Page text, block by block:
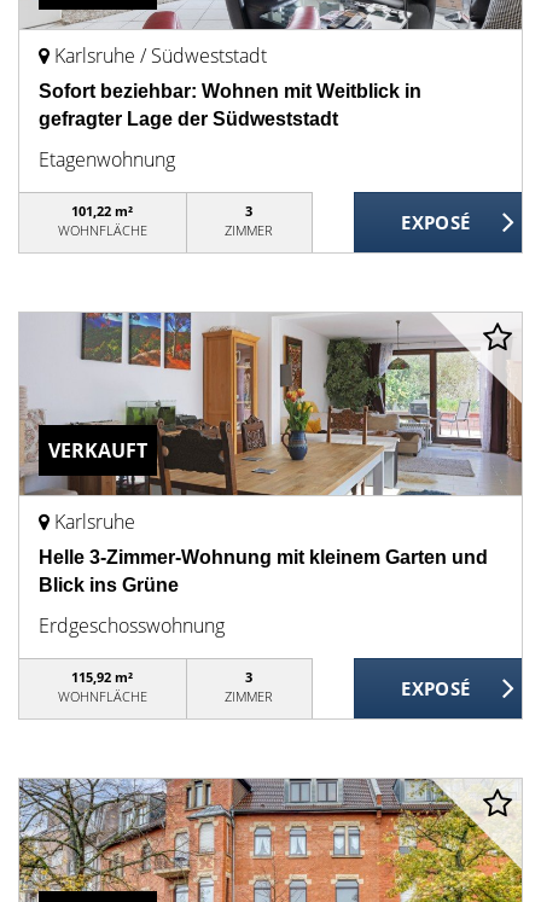
Karlsruhe / Südweststadt
Sofort beziehbar: Wohnen mit Weitblick in
gefragter Lage der Südweststadt
Etagenwohnung
101,22 m²
WOHNFLÄCHE
3
ZIMMER
VERKAUFT
Karlsruhe
Helle 3-Zimmer-Wohnung mit kleinem Garten und
Blick ins Grüne
Erdgeschosswohnung
115,92 m²
WOHNFLÄCHE
3
ZIMMER